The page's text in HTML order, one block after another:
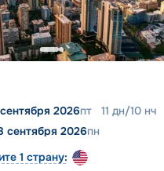
2026пт 11 дн/10 нч
сентября 2026пн
1 страну: